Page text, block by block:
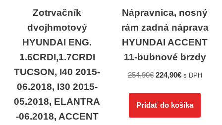
Zotrvačník
dvojhmotový
HYUNDAI ENG.
1.6CRDI,1.7CRDI
TUCSON, I40 2015-
06.2018, I30 2015-
05.2018, ELANTRA
-06.2018, ACCENT
Nápravnica, nosný
rám zadná náprava
HYUNDAI ACCENT
11-bubnové brzdy
254,90€ 224,90€ s DPH
Pridať do košíka